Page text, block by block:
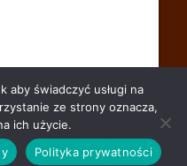
aby świadczyć usługi na
ze strony oznacza,
ich użycie.
Polityka prywatności